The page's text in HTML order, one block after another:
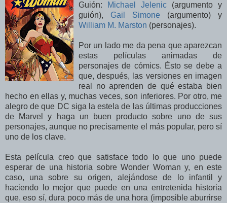
Guión:
Michael Jelenic (argumento y
guión), Gail Simone (argumento) y
William M. Marston (personajes).
Por un lado me da pena que aparezcan
estas películas animadas de
personajes de cómics. Ésto se debe a
que, después, las versiones en imagen
real no aprenden de qué estaba bien
hecho en ellas y, muchas veces, son inferiores. Por otro, me
alegro de que DC siga la estela de las últimas producciones
de Marvel y haga un buen producto sobre uno de sus
personajes, aunque no precisamente el más popular, pero sí
uno de los clave.
Esta película creo que satisface todo lo que uno puede
esperar de una historia sobre Wonder Woman y, en este
caso, una sobre su origen, alejándose de lo infantil y
haciendo lo mejor que puede en una entretenida historia
que, eso sí, dura poco más de una hora (imposible aburrirse